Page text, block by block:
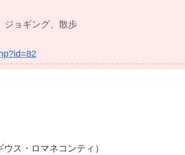
ョギング、散歩
ス・ロマネコンティ）